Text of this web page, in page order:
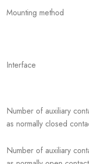
Mounting method
Interface
Number of auxiliary
as normally closed
Number of auxiliary